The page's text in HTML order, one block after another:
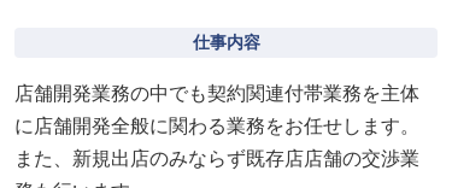
仕事内容
店舗開発業務の中でも契約関連付帯業務を主体
に店舗開発全般に関わる業務をお任せします。
また、新規出店のみならず既存店店舗の交渉業